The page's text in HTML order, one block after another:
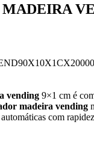
vending 9×1 cm é
madeira vending
com